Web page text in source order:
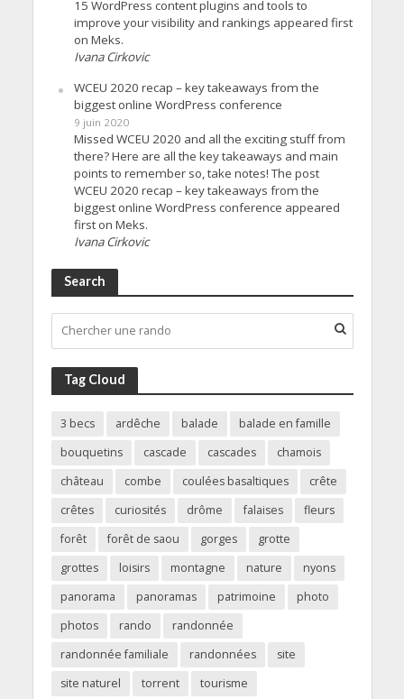
15 WordPress content plugins and tools to
improve your visibility and rankings appeared first
on Meks.
Ivana Cirkovic
WCEU 2020 recap – key takeaways from the
biggest online WordPress conference
9 juin 2020
Missed WCEU 2020 and all the exciting stuff from
there? Here are all the key takeaways and main
points to remember so, take notes! The post
WCEU 2020 recap – key takeaways from the
biggest online WordPress conference appeared
first on Meks.
Ivana Cirkovic
Search
Tag Cloud
3 becs ardêche balade
balade en famille
bouquetins
cascade cascades
chamois
château
combe coulées basaltiques
crête
crêtes
curiosités drôme falaises
fleurs
forêt
forêt de saou gorges
grotte
grottes
loisirs montagne nature
nyons
panorama
panoramas patrimoine
photo
photos
rando
randonnée
randonnée familiale
randonnées
site
site naturel
torrent
tourisme